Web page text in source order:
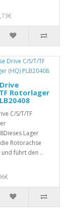
Rotorlager
C/S/T/TF
Lager
Rotorachse
führt den ..